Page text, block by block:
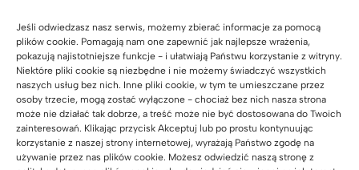
Jeśli odwiedzasz nasz serwis, możemy zbierać informacje za pomocą
plików cookie. Pomagają nam one zapewnić jak najlepsze wrażenia,
pokazują najistotniejsze funkcje - i ułatwiają Państwu korzystanie z witryny.
Niektóre pliki cookie są niezbędne i nie możemy świadczyć wszystkich
naszych usług bez nich. Inne pliki cookie, w tym te umieszczane przez
osoby trzecie, mogą zostać wyłączone - chociaż bez nich nasza strona
może nie działać tak dobrze, a treść może nie być dostosowana do Twoich
zainteresowań. Klikając przycisk Akceptuj lub po prostu kontynuując
korzystanie z naszej strony internetowej, wyrażają Państwo zgodę na
używanie przez nas plików cookie. Możesz odwiedzić naszą stronę z
L
o
f
t
O
f
f
i
a
m
e
t
a
l
s
i
g
n
e
r
Biurko
regulowane
elektrycznie
Simple z
ciemnym,
drewnianym
Biurko
regulowane
elektrycznie
Simple z
drewnianym
blatem